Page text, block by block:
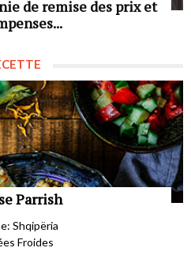
de remise des prix et
Parrish
Shqipëria
Froides